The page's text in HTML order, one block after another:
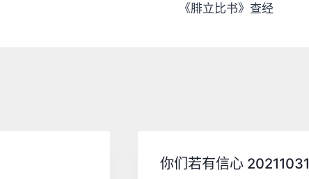
《腓立比书》查经
你们若有信心 20211031